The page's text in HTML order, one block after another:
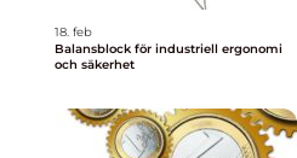
18. feb
Balansblock för industriell ergonomi
och säkerhet